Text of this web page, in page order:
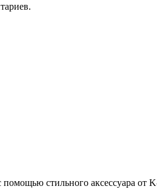
стильного аксессуара от